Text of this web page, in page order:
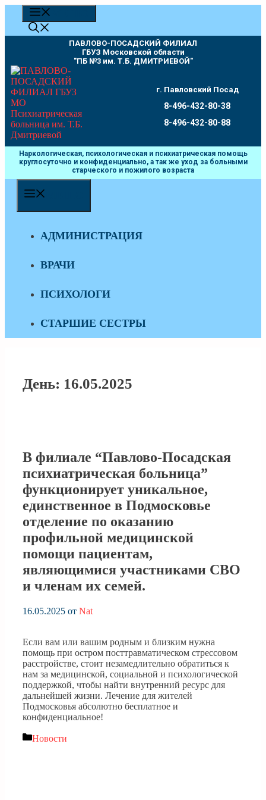
Перейти
содержимому
ПАВЛОВО-ПОСАДСКИЙ ФИЛИАЛ
ГБУЗ Московской области
"ПБ №3 им. Т.Б. ДМИТРИЕВОЙ"
г. Павловский Посад
8-496-432-80-38
8-496-432-80-88
Наркологическая, психологическая и психиатрическая помощь
круглосуточно и конфиденциально, а так же уход за больными
старческого и пожилого возраста
АДМИНИСТРАЦИЯ
ВРАЧИ
ПСИХОЛОГИ
СТАРШИЕ СЕСТРЫ
День: 16.05.2025
В филиале “Павлово-Посадская
психиатрическая больница”
функционирует уникальное,
единственное в Подмосковье
отделение по оказанию
профильной медицинской
помощи пациентам,
являющимися участниками СВО
и членам их семей.
16.05.2025 от Nat
Если вам или вашим родным и близким нужна
помощь при остром посттравматическом стрессовом
расстройстве, стоит незамедлительно обратиться к
нам за медицинской, социальной и психологической
поддержкой, чтобы найти внутренний ресурс для
дальнейшей жизни. Лечение для жителей
Подмосковья абсолютно бесплатное и
конфиденциальное!
Рубрики
Новости